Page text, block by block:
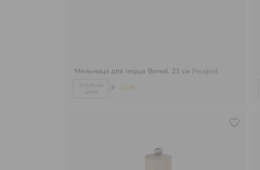
₽ -41%
Мельница для перца Boreal, 21 см Peugeot